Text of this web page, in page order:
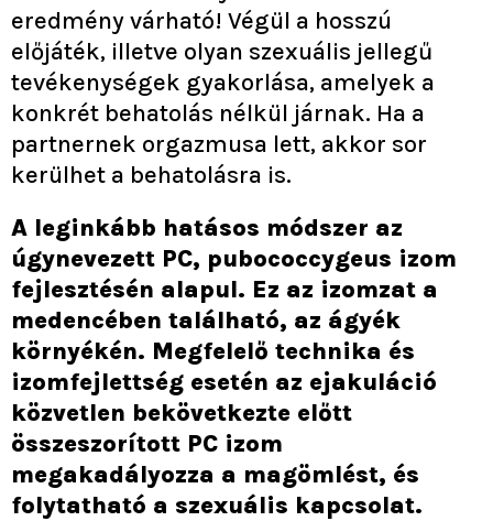
eredmény várható! Végül a hosszú
előjáték, illetve olyan szexuális jellegű
tevékenységek gyakorlása, amelyek a
konkrét behatolás nélkül járnak. Ha a
partnernek orgazmusa lett, akkor sor
kerülhet a behatolásra is.
A leginkább hatásos módszer az
úgynevezett PC, pubococcygeus izom
fejlesztésén alapul. Ez az izomzat a
medencében található, az ágyék
környékén. Megfelelő technika és
izomfejlettség esetén az ejakuláció
közvetlen bekövetkezte előtt
összeszorított PC izom
megakadályozza a magömlést, és
folytatható a szexuális kapcsolat.